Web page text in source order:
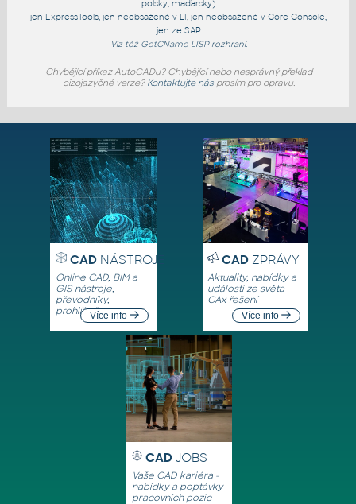
polsky, maďarsky)
jen ExpressTools , jen neobsažené v LT, jen neobsažené v Core Console
jen ze SAP
Viz též GetCNameLISP rozhraní.
Chybějící příkaz AutoCADu? Chybějící nebo nesprávný překlad
cizojazyčné verze? Kontaktujte násprosím pro opravu.
CADNÁSTROJE
Online CAD, BIM a
GIS nástroje,
převodníky,
prohlížečeVíce info
CADZPRÁVY
Aktuality, nabídky a
události ze světa
CAx řešení
Více info
CAD JOBS
Vaše CAD kariéra -
nabídky a poptávky
pracovních pozic